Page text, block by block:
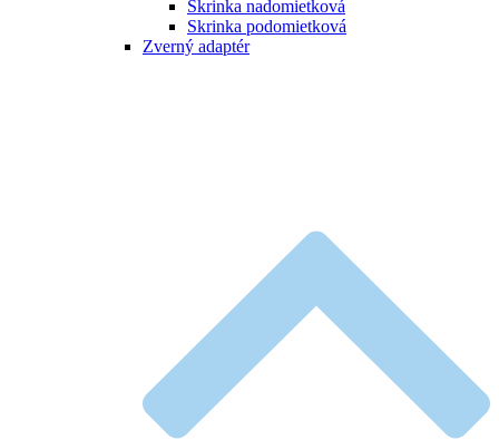
Skrinka nadomietková
Skrinka podomietková
Zverný adaptér